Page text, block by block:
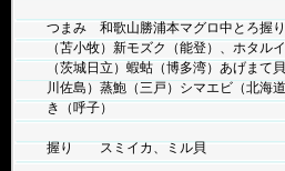
つまみ 和歌山勝浦本マグロ中とろ握
（苫小牧）新モズク（能登）、ホタル
（茨城日立）蝦蛄（博多湾）あげまて
川佐島）蒸鮑（三戸）シマエビ（北海
き（呼子）
握り スミイカ、ミル貝